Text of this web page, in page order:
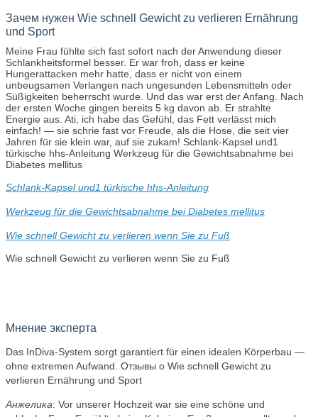
Зачем нужен Wie schnell Gewicht zu verlieren Ernährung
und Sport
Meine Frau fühlte sich fast sofort nach der Anwendung dieser
Schlankheitsformel besser. Er war froh, dass er keine
Hungerattacken mehr hatte, dass er nicht von einem
unbeugsamen Verlangen nach ungesunden Lebensmitteln oder
Süßigkeiten beherrscht wurde. Und das war erst der Anfang. Nach
der ersten Woche gingen bereits 5 kg davon ab. Er strahlte
Energie aus. Ati, ich habe das Gefühl, das Fett verlässt mich
einfach! — sie schrie fast vor Freude, als die Hose, die seit vier
Jahren für sie klein war, auf sie zukam! Schlank-Kapsel und1
türkische hhs-Anleitung Werkzeug für die Gewichtsabnahme bei
Diabetes mellitus
Schlank-Kapsel und1 türkische hhs-Anleitung
Werkzeug für die Gewichtsabnahme bei Diabetes mellitus
Wie schnell Gewicht zu verlieren wenn Sie zu Fuß
Wie schnell Gewicht zu verlieren wenn Sie zu Fuß
Мнение эксперта
Das InDiva‑System sorgt garantiert für einen idealen Körperbau —
ohne extremen Aufwand. Отзывы о Wie schnell Gewicht zu
verlieren Ernährung und Sport
Анжелика: Vor unserer Hochzeit war sie eine schöne und